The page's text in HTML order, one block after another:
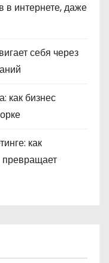
в интернете, даже
себя через
как бизнес
как
превращает